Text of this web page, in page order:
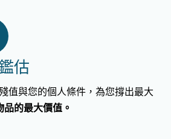
估
值與您的個人條件，為您撐出最大
的最大價值。